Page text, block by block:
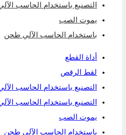
التصنيع باستخدام الحاسب
يموت الصب
باستخدام الحاسب الآلي طحن
أداة القطع
لقط الرقص
التصنيع باستخدام الحاسب
التصنيع باستخدام الحاسب
يموت الصب
باستخدام الحاسب الآلي طحن